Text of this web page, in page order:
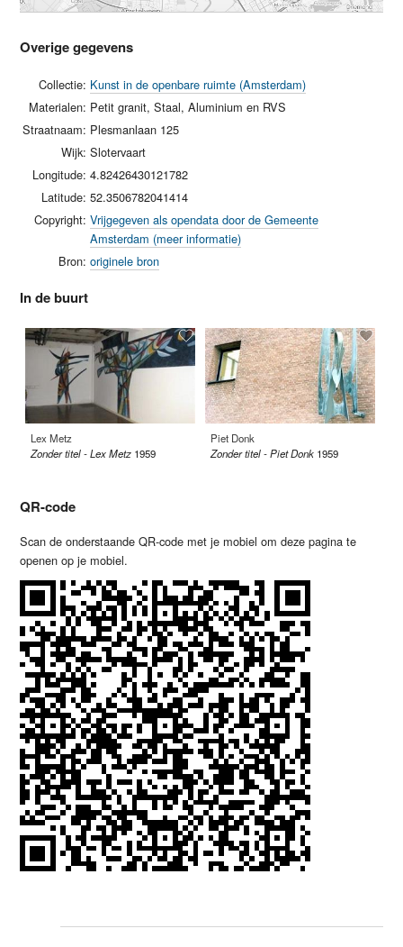
Overige gegevens
Collectie: Kunst in de openbare ruimte (Amsterdam)
Materialen: Petit granit, Staal, Aluminium en RVS
Straatnaam: Plesmanlaan 125
Wijk: Slotervaart
Longitude: 4.82426430121782
Latitude: 52.3506782041414
Copyright: Vrijgegeven als opendata door de Gemeente
Amsterdam (meer informatie)
Bron: originele bron
In de buurt
Lex Metz
Zonder titel - Lex Metz 1959
Piet Donk
Zonder titel - Piet Donk 1959
QR-code
Scan de onderstaande QR-code met je mobiel om deze pagina te
openen op je mobiel.